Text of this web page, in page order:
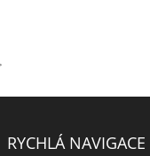
RYCHLÁ NAVIGACE